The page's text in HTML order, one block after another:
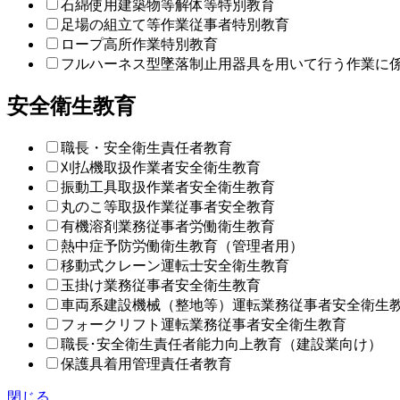
石綿使用建築物等解体等特別教育
足場の組立て等作業従事者特別教育
ロープ高所作業特別教育
フルハーネス型墜落制止用器具を用いて行う作業に
安全衛生教育
職長・安全衛生責任者教育
刈払機取扱作業者安全衛生教育
振動工具取扱作業者安全衛生教育
丸のこ等取扱作業従事者安全教育
有機溶剤業務従事者労働衛生教育
熱中症予防労働衛生教育（管理者用）
移動式クレーン運転士安全衛生教育
玉掛け業務従事者安全衛生教育
車両系建設機械（整地等）運転業務従事者安全衛生
フォークリフト運転業務従事者安全衛生教育
職長･安全衛生責任者能力向上教育（建設業向け）
保護具着用管理責任者教育